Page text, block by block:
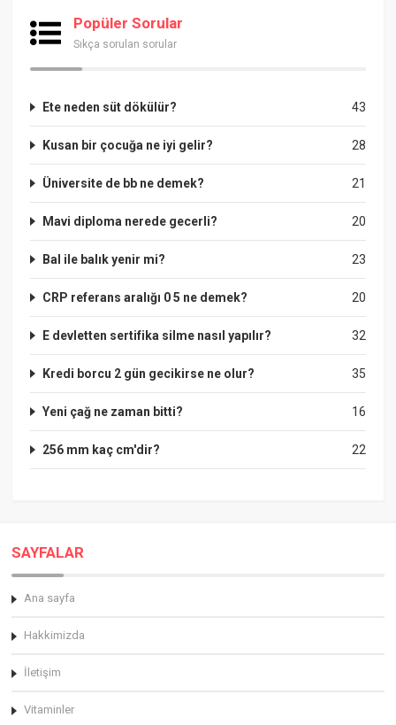
Popüler Sorular
Sıkça sorulan sorular
43
Ete neden süt dökülür?
28
Kusan bir çocuğa ne iyi gelir?
21
Üniversite de bb ne demek?
20
Mavi diploma nerede gecerli?
23
Bal ile balık yenir mi?
20
CRP referans aralığı 0 5 ne demek?
32
E devletten sertifika silme nasıl yapılır?
35
Kredi borcu 2 gün gecikirse ne olur?
16
Yeni çağ ne zaman bitti?
22
256 mm kaç cm'dir?
SAYFALAR
Ana sayfa
Hakkimizda
İletişim
Vitaminler